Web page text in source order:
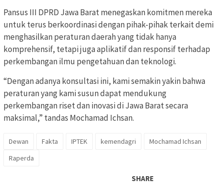
Pansus III DPRD Jawa Barat menegaskan komitmen mereka
untuk terus berkoordinasi dengan pihak-pihak terkait demi
menghasilkan peraturan daerah yang tidak hanya
komprehensif, tetapi juga aplikatif dan responsif terhadap
perkembangan ilmu pengetahuan dan teknologi.
“Dengan adanya konsultasi ini, kami semakin yakin bahwa
peraturan yang kami susun dapat mendukung
perkembangan riset dan inovasi di Jawa Barat secara
maksimal,” tandas Mochamad Ichsan.
Dewan Fakta IPTEK kemendagri
Mochamad Ichsan
Raperda
SHARE